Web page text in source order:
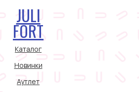
Аутлет
Новинки
Каталог
JULI
FORT